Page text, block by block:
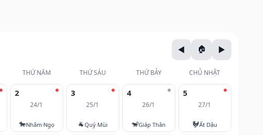
THỨ NĂM THỨ SÁU THỨ BẢY CHỦ NHẬT
2
24/1
🐎Nhâm Ngọ
3
25/1
🐐Quý Mùi
4
26/1
🐒Giáp Thân
5
27/1
🐓Ất Dậu